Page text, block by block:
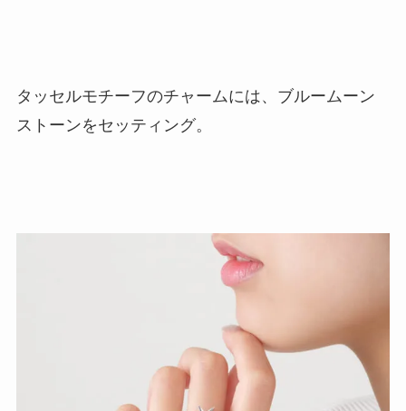
タッセルモチーフのチャームには、ブルームーン
ストーンをセッティング。